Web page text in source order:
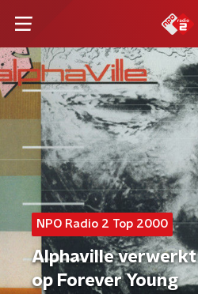
NPO Radio 2 Top 2000
Alphaville verwerkt
op Forever Young